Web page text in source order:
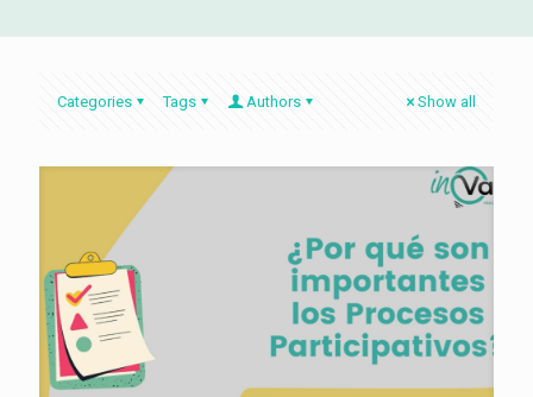
Categories Tags Authors Show all